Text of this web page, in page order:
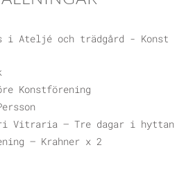
i Ateljé och trädgård - Konst
Konstförening
Vitraria – Tre dagar i hyttan
– Krahner x 2